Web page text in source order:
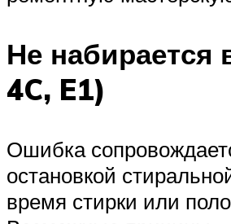
Не набирается
4C, E1)
Ошибка
остановкой
время стирки или